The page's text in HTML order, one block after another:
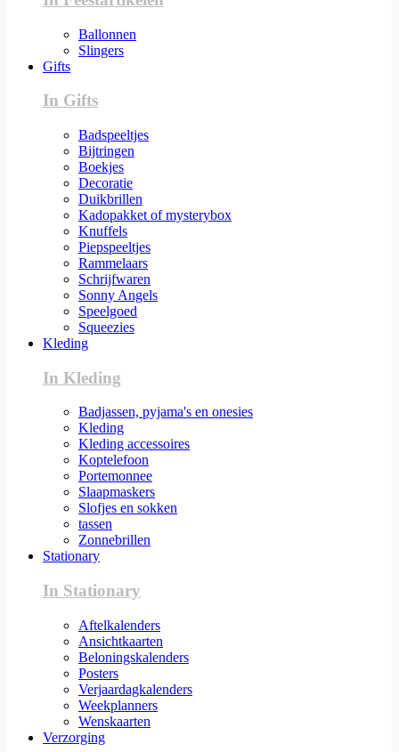
Ballonnen
Slingers
Gifts
In Gifts
Badspeeltjes
Bijtringen
Boekjes
Decoratie
Duikbrillen
Kadopakket of mysterybox
Knuffels
Piepspeeltjes
Rammelaars
Schrijfwaren
Sonny Angels
Speelgoed
Squeezies
Kleding
In Kleding
Badjassen, pyjama's en onesies
Kleding
Kleding accessoires
Koptelefoon
Portemonnee
Slaapmaskers
Slofjes en sokken
tassen
Zonnebrillen
Stationary
In Stationary
Aftelkalenders
Ansichtkaarten
Beloningskalenders
Posters
Verjaardagkalenders
Weekplanners
Wenskaarten
Verzorging